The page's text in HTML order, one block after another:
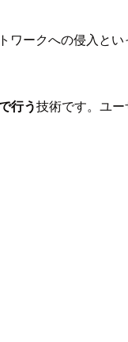
ークへの侵入とい
行う技術です。ユ